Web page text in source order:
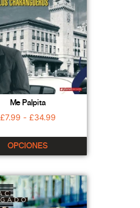
Me Palpita
£7.99 - £34.99
OPCIONES